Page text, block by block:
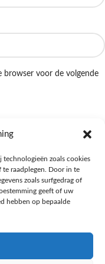
technologieën zoals cookies
te raadplegen. Door in te
zoals surfgedrag of
geeft of uw
hebben op bepaalde
browser voor de volgende
Albert Heijn, verrijk je
dieet, en deel jouw
gemeenschap!